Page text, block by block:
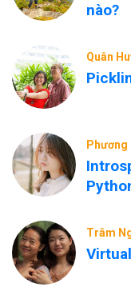
nào?
Quân
Phương
Trâm